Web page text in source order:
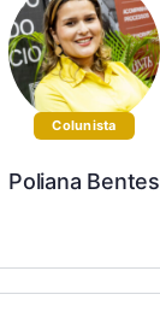
Colunista
Poliana Bentes